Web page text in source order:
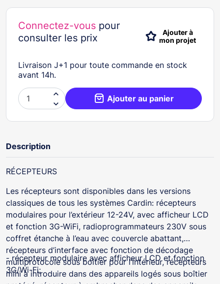
Connectez-vous pour
consulter les prix
Ajouter à
mon projet
Livraison J+1 pour toute commande en stock
avant 14h.

 Ajouter au panier
Description
RÉCEPTEURS
Les récepteurs sont disponibles dans les versions
classiques de tous les systèmes Cardin: récepteurs
modulaires pour l’extérieur 12-24V, avec afficheur LCD
et fonction 3G-WiFi, radioprogrammateurs 230V sous
coffret étanche à l’eau avec couvercle abattant,
récepteurs d’interface avec fonction de décodage
multiprotocole sous boîtier pour l’intérieur, récepteurs
mini à introduire dans des appareils logés sous boîtier
- récepteur modulaire avec afficheur LCD et fonction
3G/Wi-Fi;